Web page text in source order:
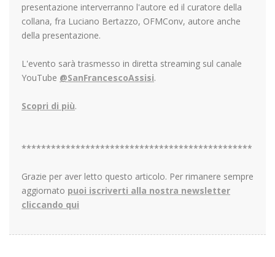
presentazione interverranno l'autore ed il curatore della
collana, fra Luciano Bertazzo, OFMConv, autore anche
della presentazione.
L'evento sarà trasmesso in diretta streaming sul canale
YouTube @SanFrancescoAssisi.
Scopri di più.
***********************************************
Grazie per aver letto questo articolo. Per rimanere sempre
aggiornato puoi iscriverti alla nostra newsletter
cliccando qui